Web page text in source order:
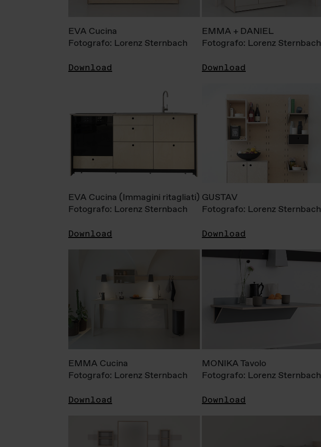
EVA Cucina
Fotografo: Lorenz Sternbach
Download
EMMA + DANIEL
Fotografo: Lorenz Sternbach
Download
EVA Cucina (Immagini ritagliati)
Fotografo: Lorenz Sternbach
Download
GUSTAV
Fotografo: Lorenz Sternbach
Download
EMMA Cucina
Fotografo: Lorenz Sternbach
Download
MONIKA Tavolo
Fotografo: Lorenz Sternbach
Download